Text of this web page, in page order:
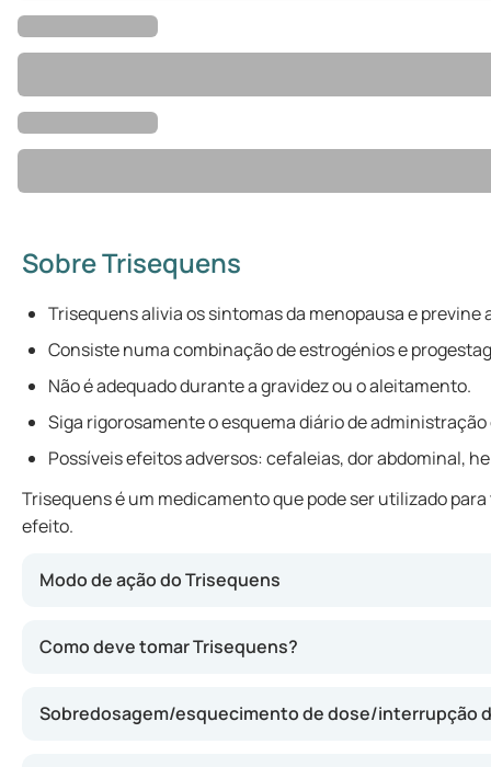
Sobre Trisequens
Trisequens alivia os sintomas da menopausa e previne
Consiste numa combinação de estrogénios e
Não é adequado durante a gravidez ou o aleitamento.
Siga rigorosamente o esquema diário de administração
Possíveis efeitos adversos: cefaleias, dor abdominal,
Trisequens é um medicamento que pode ser utilizado
efeito.
Modo de ação do Trisequens
Como deve tomar Trisequens?
Sobredosagem/esquecimento de dose/interrupção